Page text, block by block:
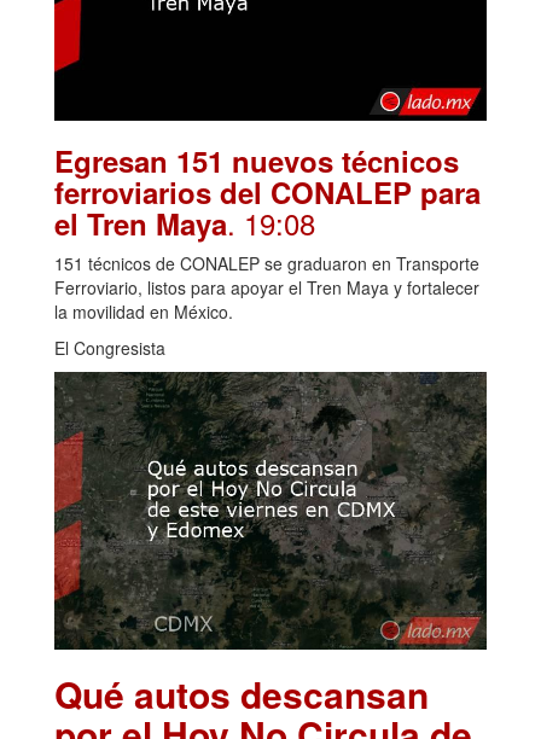
Egresan 151 nuevos técnicos
ferroviarios del CONALEP para
el Tren Maya. 19:08
151 técnicos de CONALEP se graduaron en Transporte
Ferroviario, listos para apoyar el Tren Maya y fortalecer
la movilidad en México.
El Congresista
Qué autos descansan